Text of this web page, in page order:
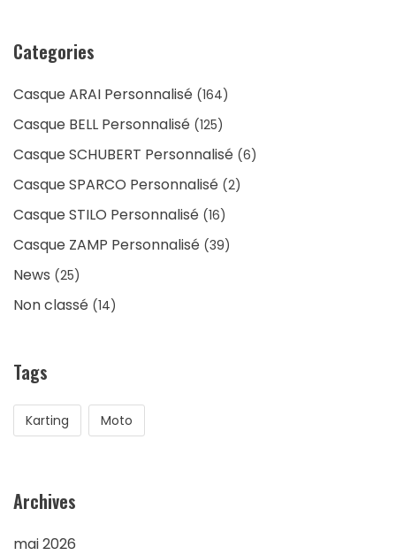
Categories
Casque ARAI Personnalisé (164)
Casque BELL Personnalisé (125)
Casque SCHUBERT Personnalisé (6)
Casque SPARCO Personnalisé (2)
Casque STILO Personnalisé (16)
Casque ZAMP Personnalisé (39)
News (25)
Non classé (14)
Tags
Karting Moto
Archives
mai 2026